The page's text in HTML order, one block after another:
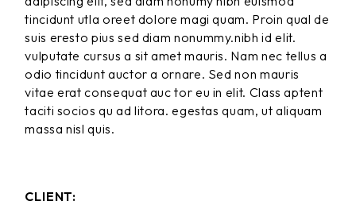
tincidunt utla oreet dolore magi quam. Proin qual de
suis eresto pius sed diam nonummy.nibh id elit.
vulputate cursus a sit amet mauris. Nam nec tellus a
odio tincidunt auctor a ornare. Sed non mauris
vitae erat consequat auc tor eu in elit. Class aptent
taciti socios qu ad litora. egestas quam, ut aliquam
massa nisl quis.
CLIENT: